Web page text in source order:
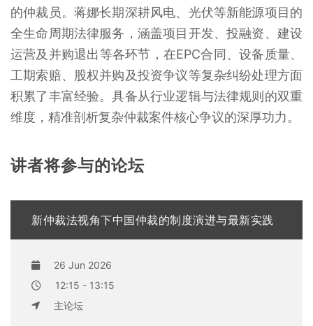
的仲裁员。蒋娜长期深耕风电、光伏等新能源项目的
全生命周期法律服务，涵盖项目开发、投融资、建设
运营及并购退出等各环节，在EPC合同、设备质量、
工期索赔、股权并购及投资争议等复杂纠纷处理方面
积累了丰富经验。具备从行业逻辑与法律规则的双重
维度，精准剖析复杂仲裁案件核心争议的深厚功力。
讲者将参与的论坛
新仲裁法视角下中国仲裁的制度演进与最新实践
26 Jun 2026
12:15 - 13:15
主论坛